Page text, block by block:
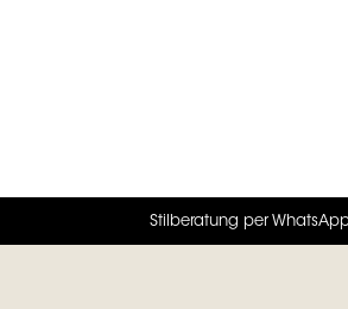
Stilberatung per